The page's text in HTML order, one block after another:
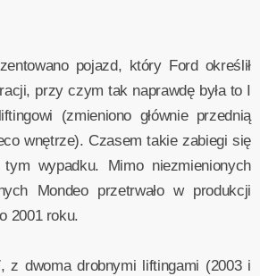
pojazd, który Ford określił
przy czym tak naprawdę była to I
(zmieniono głównie przednią
wnętrze). Czasem takie zabiegi się
wypadku. Mimo niezmienionych
Mondeo przetrwało w produkcji
2001 roku.
z dwoma drobnymi liftingami (2003 i